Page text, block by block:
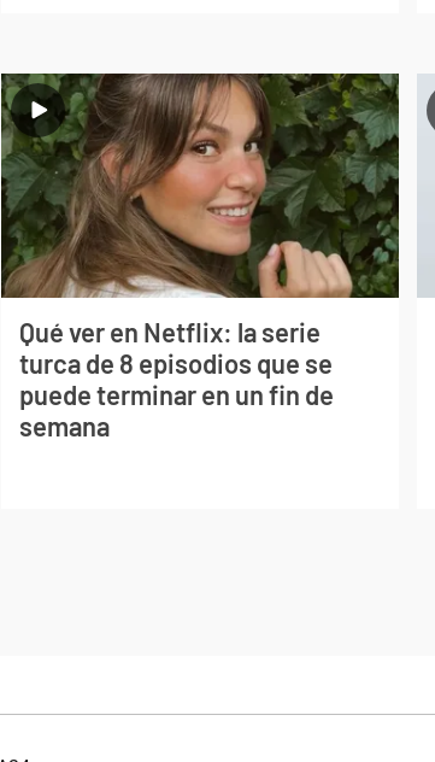
Qué ver en Netflix: la serie
turca de 8 episodios que se
puede terminar en un fin de
semana